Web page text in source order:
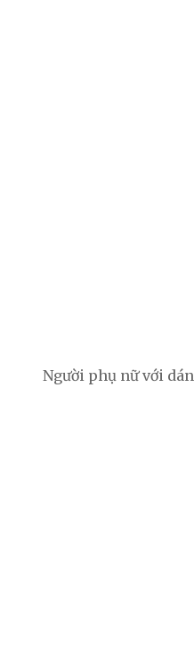
Người phụ nữ với